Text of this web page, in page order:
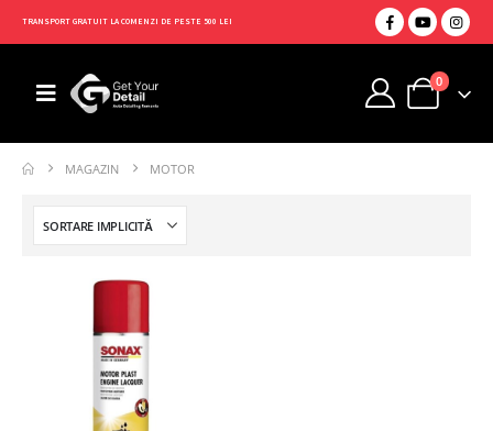
TRANSPORT GRATUIT LA COMENZI DE PESTE 500 LEI
0
MAGAZIN MOTOR